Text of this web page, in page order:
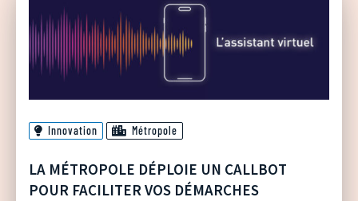
Innovation Métropole
LA MÉTROPOLE DÉPLOIE UN CALLBOT
POUR FACILITER VOS DÉMARCHES